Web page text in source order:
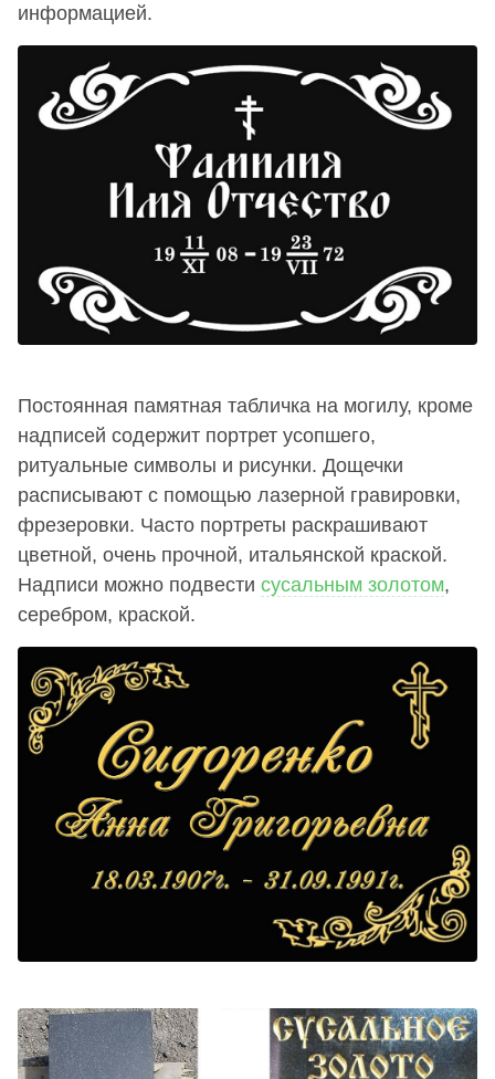
информацией.
Постоянная памятная табличка на могилу, кроме
надписей содержит портрет усопшего,
ритуальные символы и рисунки. Дощечки
расписывают с помощью лазерной гравировки,
фрезеровки. Часто портреты раскрашивают
цветной, очень прочной, итальянской краской.
Надписи можно подвести сусальным золотом,
серебром, краской.